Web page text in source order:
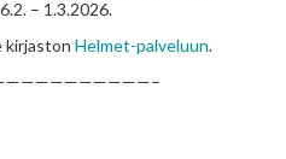
– 1.3.2026.
kirjaston Helmet-palveluun.